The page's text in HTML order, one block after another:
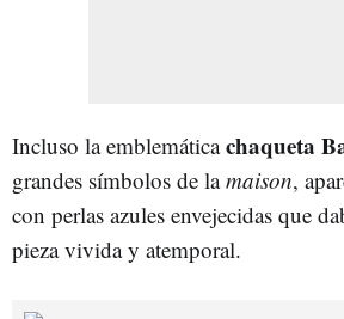
Incluso la emblemáticachaqueta
grandes símbolos de lamaison,
con perlas azules envejecidas que
pieza vivida y atemporal.